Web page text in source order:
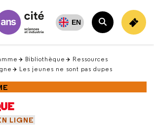
EN
Rechercher
Bibliothèque
Ressources
Les jeunes ne sont pas dupes
LIGNE